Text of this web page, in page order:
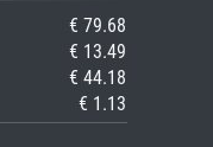
€ 79.68
€ 13.49
€ 44.18
€ 1.13